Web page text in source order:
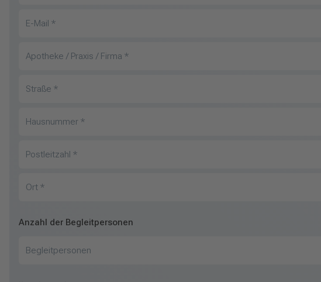
E-Mail *
Apotheke / Praxis / Firma *
Straße *
Hausnummer *
Postleitzahl *
Ort *
Anzahl der Begleitpersonen
Begleitpersonen